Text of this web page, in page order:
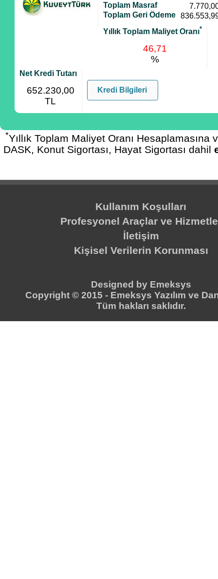
Toplam Masraf
Toplam Geri Ödeme
Yıllık Toplam Maliyet Oranı*
46,71
%
Net Kredi Tutarı
652.230,00
TL
Kredi Bilgileri
*Yıllık Toplam Maliyet Oranı Hesaplamasına
DASK, Konut Sigortası, Hayat Sigortası dahil
Kullanım Koşulları
Profesyonel Araçlar ve
İletişim
Kişisel Verilerin Korunması
Designed by Emeksys
Copyright © 2015 - Emeksys Yazılım ve
Tüm hakları saklıdır.